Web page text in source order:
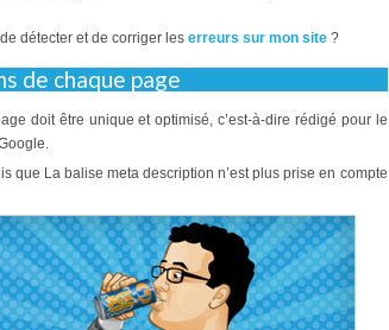
détecter et de corriger les erreurs sur mon site?
de chaque page
doit être unique et optimisé, c’est-à-dire rédigé pour le
que La balise meta description n’est plus prise en compte